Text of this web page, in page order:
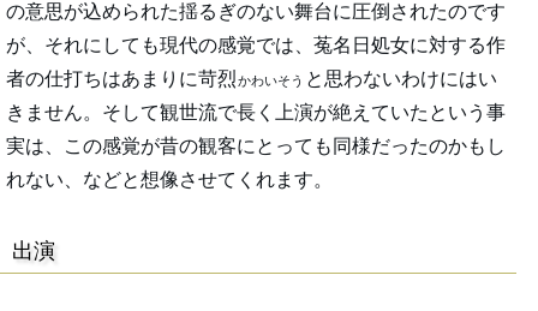
の意思が込められた揺るぎのない舞台に圧倒されたのです
が、それにしても現代の感覚では、菟名日処女に対する作
者の仕打ちはあまりに苛烈かわいそう と思わないわけにはい
きません。そして観世流で長く上演が絶えていたという事
実は、この感覚が昔の観客にとっても同様だったのかもし
れない、などと想像させてくれます。
出演